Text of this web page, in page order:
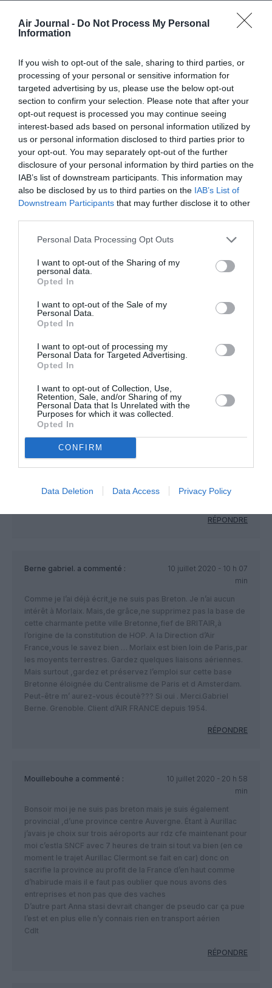
Air Journal - Do Not Process My Personal
Information
If you wish to opt-out of the sale, sharing to third parties, or
processing of your personal or sensitive information for
targeted advertising by us, please use the below opt-out
section to confirm your selection. Please note that after your
opt-out request is processed you may continue seeing
interest-based ads based on personal information utilized by
us or personal information disclosed to third parties prior to
your opt-out. You may separately opt-out of the further
disclosure of your personal information by third parties on the
IAB’s list of downstream participants. This information may
also be disclosed by us to third parties on the IAB’s List of
Downstream Participants that may further disclose it to other
Personal Data Processing Opt Outs
I want to opt-out of the Sharing of my
personal data.
Opted In
I want to opt-out of the Sale of my
Personal Data.
Opted In
I want to opt-out of processing my
Personal Data for Targeted Advertising.
Opted In
I want to opt-out of Collection, Use,
Retention, Sale, and/or Sharing of my
Personal Data that Is Unrelated with the
Purposes for which it was collected.
Opted In
CONFIRM
Data Deletion Data Access Privacy Policy
industriel/ artisanal/ commercial/tertiaire local, ce qui de fait
gênerait de l’activité, créait de revenus, maintenait l’emploi,
profite qu’aux élus locaux et aux notables du coin”, cette
dépense ´gent public n’est plus vu comme un investissement,
mais comme une incongruité insupportable….
En conséquence de quoi, on préfère re-orienter cet argent
public vers d’autres activités: c’est ainsi qu’au soutien de
lignes du quotidien locales, on préfèrent soutenir d’autres
lignes et d’autres acteurs aériens qui vous diront faire venir
chez vous quelques touristes venus du fond de l’Europe…qui
dépenseront local…
Bref: en un mot, au lieu de dépenser pour soutenir les tissus
industriel local et les emplois permanents et annuels qui vont
avec, on dépense pour soutenir les cafés-restaurants-
emplois saisonniers
Ce n’est qu’une question de choix…et ça reste toujours de
RÉPONDRE
AMELIA: tu es là?a commenté :
et bientôt ailleurs encore: tiens toi prête
Mica76 a commenté :
9 juillet 2020 - 16 h 37 min
Plus de 100 k passagers par an, ça n’est pas mal;
Effectivement, ça devrait permettre en principe à un
opérateur de vivre avec des AT7 (compte tenu de la faible
d’accepter le fait que l’avion soit plus cher que l’intercité sinon
c’est clair que ça ne pourra pas marcher.
RÉPONDRE
Berne gabriel. a commenté :
10 juillet 2020 - 10 h 07
min
Comme je l’ai déjà écrit,je ne suis pas Breton. Je n’ai aucun
intérêt à Morlaix. Mais,de grâce,ne supprimez pas la base de
cette charmante petite ville Bretonne,fief de BRITAIR,à
l’origine de la constitution de HOP. A la Direction d’Air
France,vous le savez bien … Morlaix est bien loin de Paris,par
les moyents terrestres. Gardez quelques liaisons aériennes.
Mais surtout ,gardez et préservez l’emploi sur cette base
Bretonne éloignée du Centralisme de Paris et d Amsterdam.
Peut-être m’ aurez-vous écoutè??? Si oui . Merci.Gabriel
Berne. Grenoble. Client d’AIR FRANCE depuis 1954.
RÉPONDRE
Mouillebouhe a commenté :
10 juillet 2020 - 20 h 58
min
Bonsoir moi je ne suis pas breton mais je suis également
provincial ,d’une province centre Auvergne. Étant à Aurillac
j’avais je choix sur trois aéroports aur rdz cfe maintenant pour
moi c’estla SNCF avec 7 heures de train si tout va bien (en ce
moment le trajet Aurillac Clermont se fait en car) donc on
sacrifie la province au profit de la France d’en haut comme
d’habirude mais il e faut pas oublier que nous avons des
entreprises et non pas que des vaches
D’autre part Anna stasi devrait changer de pseudo car ça pue
l’est et en plus elle n’y connais rien en transport aérien
Cdlt
RÉPONDRE